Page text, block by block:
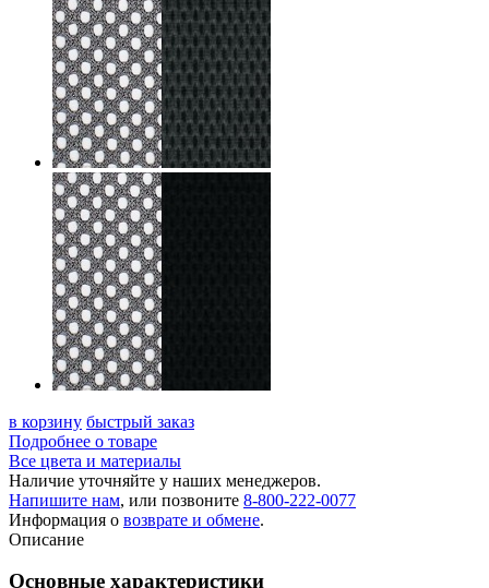
в корзину быстрый заказ
Подробнее о товаре
Все цвета и материалы
Наличие уточняйте у наших менеджеров.
Напишите нам, или позвоните 8-800-222-0077
Информация о возврате и обмене.
Описание
Основные характеристики